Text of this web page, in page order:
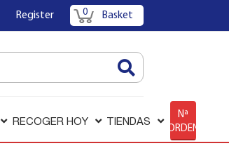
Register 0 Basket
RECOGER HOY TIENDAS
Nª
ORDEN